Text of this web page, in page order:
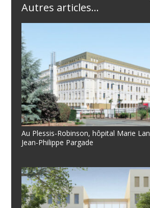
Autres articles...
Au Plessis-Robinson, hôpital Marie
Jean-Philippe Pargade